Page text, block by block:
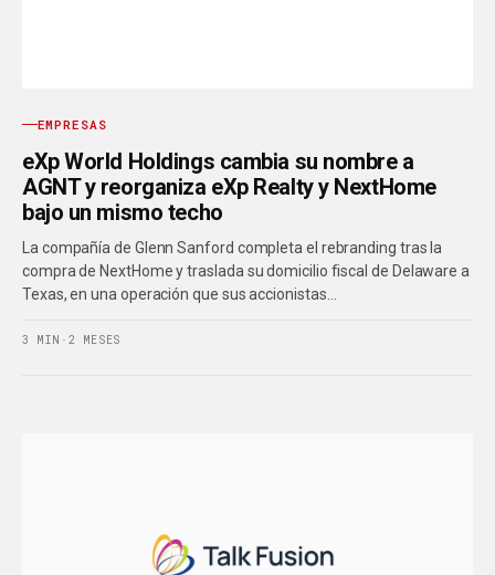
EMPRESAS
eXp World Holdings cambia su nombre a
AGNT y reorganiza eXp Realty y NextHome
bajo un mismo techo
La compañía de Glenn Sanford completa el rebranding tras la
compra de NextHome y traslada su domicilio fiscal de Delaware a
Texas, en una operación que sus accionistas…
3 MIN · 2 MESES